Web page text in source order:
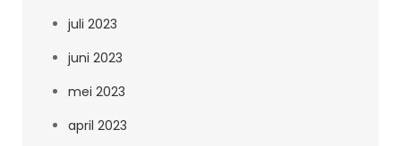
juli 2023
juni 2023
mei 2023
april 2023